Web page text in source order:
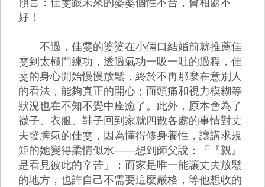
好！
不過，佳雯的婆婆在小倆口結婚前就推薦佳
雯到太極門練功，透過氣功一吸一吐的過程，佳
雯的身心開始慢慢放鬆，終於不再那麼在意別人
的看法，能夠真正的開心；而頭痛和視力模糊等
狀況也在不知不覺中痊癒了。此外，原本會為了
襪子、衣服、鞋子回到家就四散各處的事情對丈
夫發脾氣的佳雯，因為懂得修身養性，讓講求規
矩的她變得柔情似水——想到師父說：「『親』
是看見彼此的辛苦」；而家是唯一能讓丈夫放鬆
的地方，也許自己不需要這麼嚴格，等他想收的